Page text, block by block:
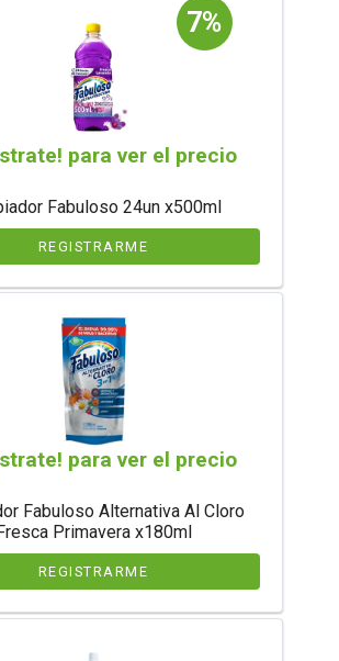
7%
para ver el precio
Fabuloso 24un x500ml
REGISTRARME
para ver el precio
Fabuloso Alternativa Al Cloro
Fresca Primavera x180ml
REGISTRARME